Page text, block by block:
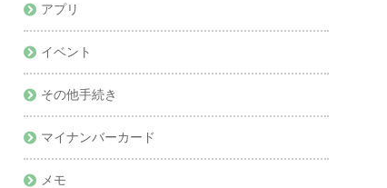
アプリ
イベント
その他手続き
マイナンバーカード
メモ